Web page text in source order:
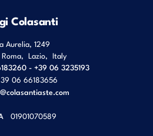
Colasanti
Aurelia, 1249
Roma, Lazio, Italy
- +39 06 3235193
06 66183656
01901070589